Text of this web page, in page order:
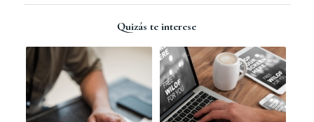
Quizás te interese